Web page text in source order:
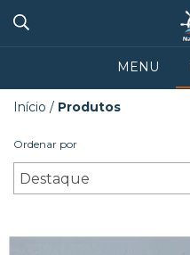
MENU
Início / Produtos
Ordenar por